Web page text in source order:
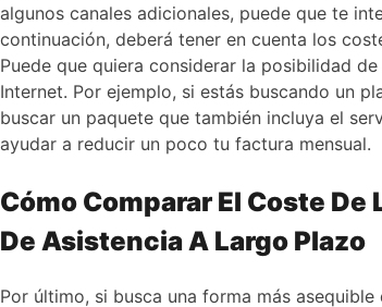
algunos canales adicionales, puede que te
continuación, deberá tener en cuenta los
Puede que quiera considerar la posibilidad
Internet. Por ejemplo, si estás buscando un
buscar un paquete que también incluya el
ayudar a reducir un poco tu factura mensual.
Cómo Comparar El Coste
De Asistencia A Largo Plazo
Por último, si busca una forma más